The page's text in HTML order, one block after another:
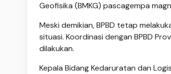
Geofisika (BMKG) pascagempa
Meski demikian, BPBD tetap
situasi. Koordinasi dengan BPBD
dilakukan.
Kepala Bidang Kedaruratan dan